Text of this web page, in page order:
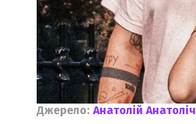
Джерело: Анатолій Анатоліч